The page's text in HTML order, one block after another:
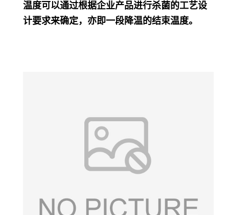
温度可以通过根据企业产品进行杀菌的工艺设
计要求来确定，亦即一段降温的结束温度。